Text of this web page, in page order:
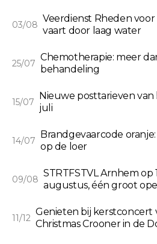
03/08
Veerdienst Rheden
vaart door laag water
25/07
Chemotherapie: meer
behandeling
15/07
Nieuwe posttarieven van
juli
14/07
Brandgevaarcode
op de loer
09/08
STRTFSTVL Arnhem op
augustus, één groot
11/12
Genieten bij kerstconcert
Christmas Crooner in de